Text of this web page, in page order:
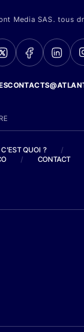
Media SAS. tous
QUOI ?
/
/ CONTACT